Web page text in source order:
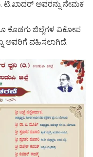
ಟಿ.ಖಾದರ್ ಅವರನ್ನು ನೇಮಕ
ಕೊಡಗು ಜಿಲ್ಲೆಗಳ ವಿಕೋಪ
ಅವರಿಗೆ ವಹಿಸಲಾಗಿದೆ.